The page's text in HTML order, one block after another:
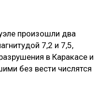
произошли два
7,2 и 7,5,
в Каракасе и
без вести числятся